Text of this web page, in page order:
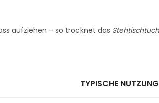
aufziehen – so trocknet das Stehtischtuch
TYPISCHE NUTZUNG